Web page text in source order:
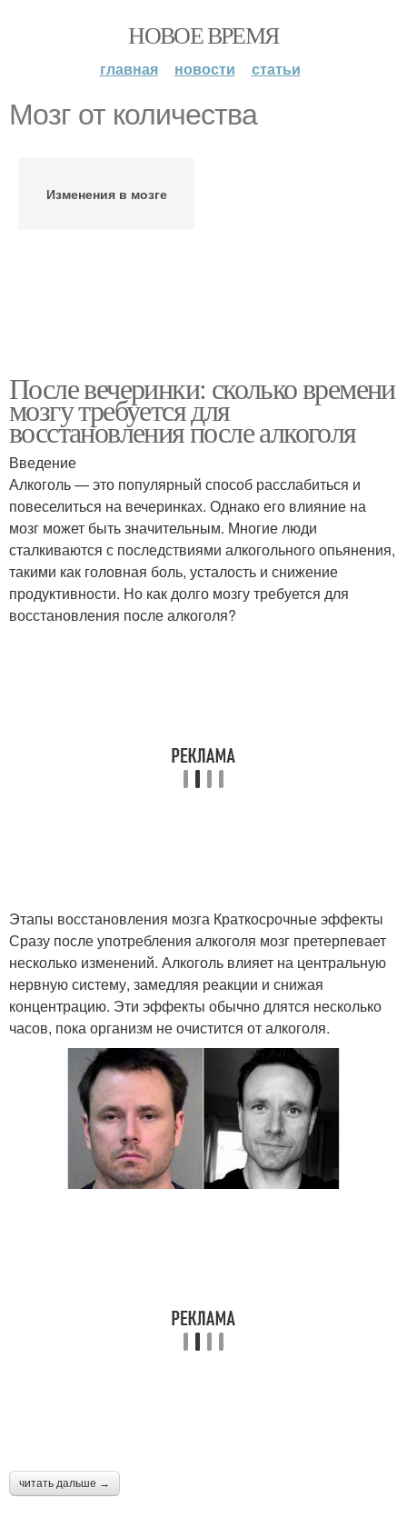
НОВОЕ ВРЕМЯ
главная новости статьи
Мозг от количества
Изменения в мозге
После вечеринки: сколько времени
мозгу требуется для
восстановления после алкоголя
Введение
Алкоголь — это популярный способ расслабиться и
повеселиться на вечеринках. Однако его влияние на
мозг может быть значительным. Многие люди
сталкиваются с последствиями алкогольного опьянения,
такими как головная боль, усталость и снижение
продуктивности. Но как долго мозгу требуется для
восстановления после алкоголя?
Этапы восстановления мозга Краткосрочные эффекты
Сразу после употребления алкоголя мозг претерпевает
несколько изменений. Алкоголь влияет на центральную
нервную систему, замедляя реакции и снижая
концентрацию. Эти эффекты обычно длятся несколько
часов, пока организм не очистится от алкоголя.
читать дальше →